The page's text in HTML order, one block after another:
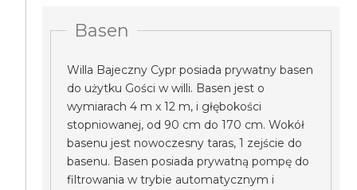
Basen
Willa Bajeczny Cypr posiada prywatny basen
do użytku Gości w willi. Basen jest o
wymiarach 4 m x 12 m, i głębokości
stopniowanej, od 90 cm do 170 cm. Wokół
basenu jest nowoczesny taras, 1 zejście do
basenu. Basen posiada prywatną pompę do
filtrowania w trybie automatycznym i